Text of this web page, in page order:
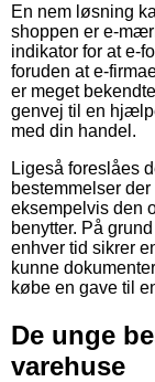
En nem løsning
shoppen er e-
indikator for at e-
foruden at e-
er meget
genvej til en
med din handel.
Ligeså foreslåes
bestemmelser
eksempelvis den
benytter. På
enhver tid sikrer
kunne
købe en gave til
De unge
varehuse